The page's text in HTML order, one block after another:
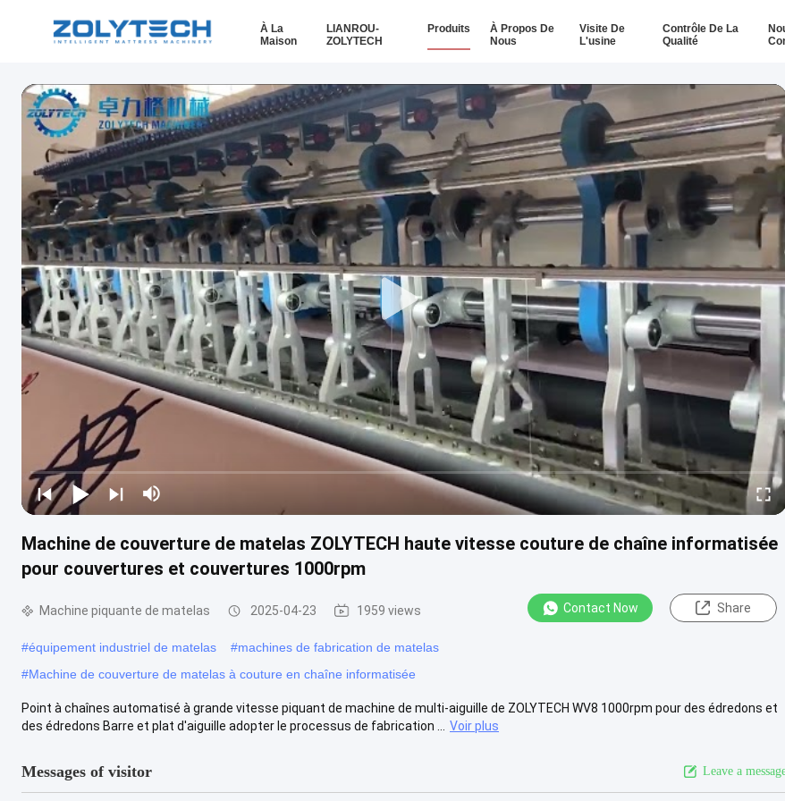
À La
Maison
LIANROU-
ZOLYTECH
Produits
À Propos De
Nous
Visite De
L'usine
Contrôle De La
Qualité
Machine de couverture de matelas ZOLYTECH haute vitesse couture de chaîne informatisée
pour couvertures et couvertures 1000rpm
Machine piquante de matelas 2025-04-23 1959 views Contact Now Share
#équipement industriel de matelas #machines de fabrication de matelas
#Machine de couverture de matelas à couture en chaîne informatisée
Point à chaînes automatisé à grande vitesse piquant de machine de multi-aiguille de ZOLYTECH WV8 1000rpm pour des édredons et
des édredons Barre et plat d'aiguille adopter le processus de fabrication ...
Voir plus
Messages of visitor Leave a